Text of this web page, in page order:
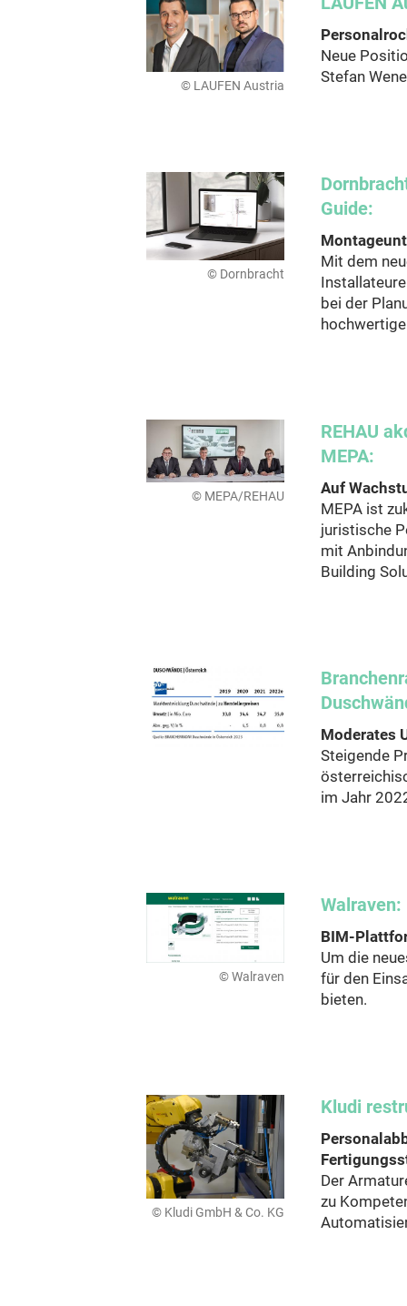
© LAUFEN Austria
Neue
Stefan
© Dornbracht
Guide:
Mit dem
bei der
© MEPA/REHAU
REHAU
MEPA:
Auf
MEPA ist
juristische
mit
Building
Moderates
Steigende
im Jahr
© Walraven
Walraven:
BIM-
Um die
für den
bieten.
© Kludi GmbH & Co. KG
Kludi
Der
zu